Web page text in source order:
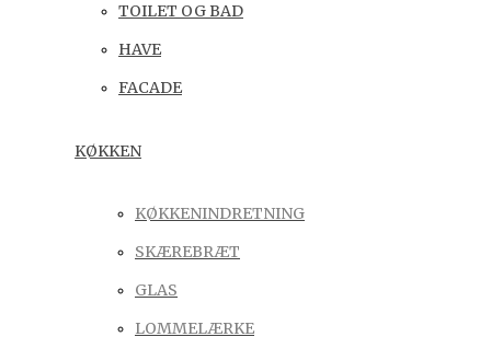
TOILET OG BAD
HAVE
FACADE
KØKKEN
KØKKENINDRETNING
SKÆREBRÆT
GLAS
LOMMELÆRKE